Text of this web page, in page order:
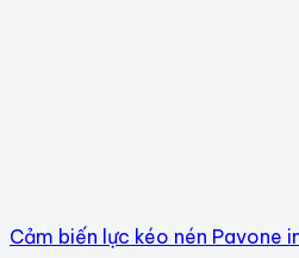
Cảm biến lực kéo nén Pavone